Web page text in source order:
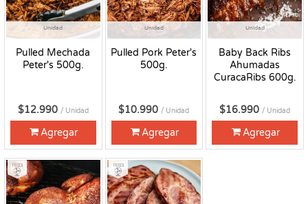
Unidad
Pulled Mechada
Peter's 500g.
$12.990 / Unidad
Agregar
Unidad
Pulled Pork Peter's
500g.
$10.990 / Unidad
Agregar
Unidad
Baby Back Ribs
Ahumadas
CuracaRibs 600g.
$16.990 / Unidad
Agregar
Fresco Fresco